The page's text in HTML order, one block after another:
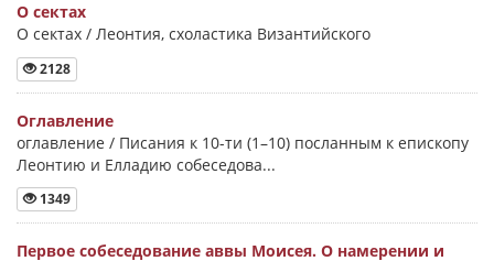
О сектах
О сектах / Леонтия, схоластика Византийского
2128
Оглавление
оглавление / Писания к 10-ти (1–10) посланным к епископу
Леонтию и Елладию собеседова...
1349
Первое собеседование аввы Моисея. О намерении и